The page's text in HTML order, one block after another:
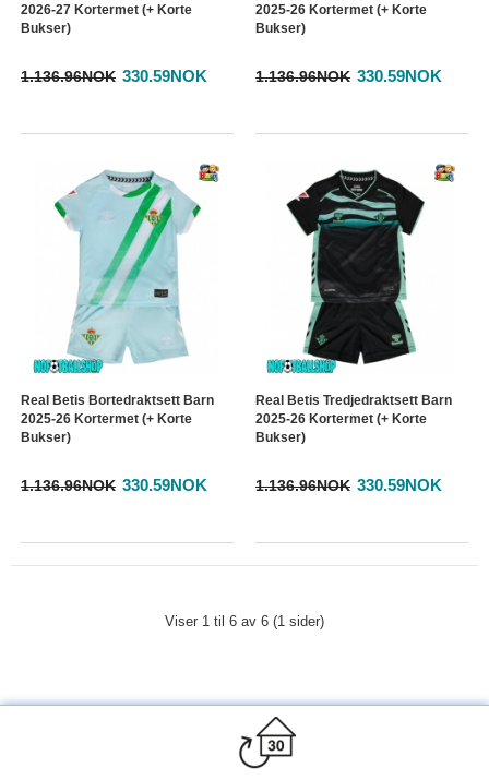
2026-27 Kortermet (+ Korte
Bukser)
1.136.96NOK 330.59NOK
2025-26 Kortermet (+ Korte
Bukser)
1.136.96NOK 330.59NOK
Real Betis Bortedraktsett Barn
2025-26 Kortermet (+ Korte
Bukser)
1.136.96NOK 330.59NOK
Real Betis Tredjedraktsett Barn
2025-26 Kortermet (+ Korte
Bukser)
1.136.96NOK 330.59NOK
Viser 1 til 6 av 6 (1 sider)